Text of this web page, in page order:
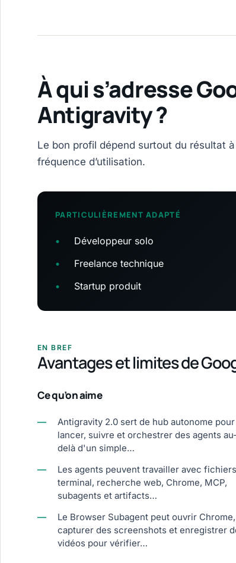
À qui s’adresse
Antigravity ?
Le bon profil dépend surtout du résultat
fréquence d’utilisation.
PARTICULIÈREMENT ADAPTÉ
•
Développeur solo
•
Freelance technique
•
Startup produit
EN BREF
Avantages et limites de
Ce qu’on aime
—
Antigravity 2.0 sert de hub autonome pour
lancer, suivre et orchestrer des agents au-
delà d'un simple…
—
Les agents peuvent travailler avec
terminal, recherche web, Chrome, MCP,
subagents et artifacts…
—
Le Browser Subagent peut ouvrir Chrome,
capturer des screenshots et enregistrer
vidéos pour vérifier…